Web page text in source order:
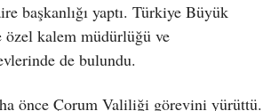
başkanlığı yaptı. Türkiye Büyük
kalem müdürlüğü ve
de bulundu.
önce Çorum Valiliği görevini yürüttü.